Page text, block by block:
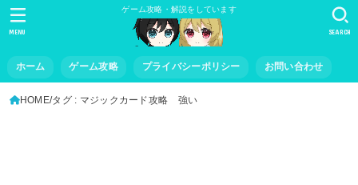
ゲーム攻略・解説をしています
ホーム ゲーム攻略 プライバシーポリシー お問い合わせ
SEARCH
MENU
HOME タグ : マジックカード攻略 強い